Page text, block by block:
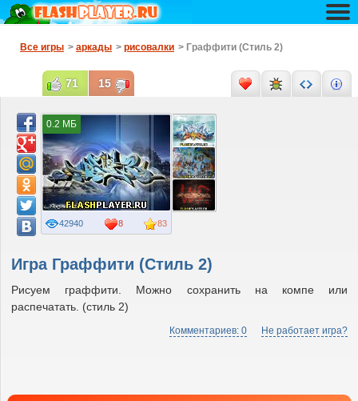
Все игры > аркады > рисовалки > Граффити (Стиль 2)
Игра Граффити (Стиль 2)
Рисуем граффити. Можно сохранить на компе или
распечатать. (стиль 2)
Комментариев: 0 Не работает игра?
83
42940 8
0.2 МБ
71 15